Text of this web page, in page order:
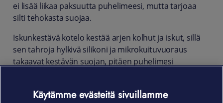
ei lisää liikaa paksuutta puhelimeesi, mutta tarjoaa
silti tehokasta suojaa.
Iskunkestävä kotelo kestää arjen kolhut ja iskut, sillä
sen tahroja hylkivä silikoni ja mikrokuituvuoraus
takaavat kestävän suojan, pitäen puhelimesi
ulkonäön ja käytännöllisyyden, suojaten puhelintasi ja
Käytämme evästeitä sivuillamme